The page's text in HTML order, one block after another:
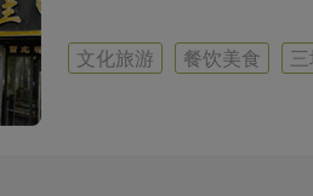
文化旅游 餐饮美食